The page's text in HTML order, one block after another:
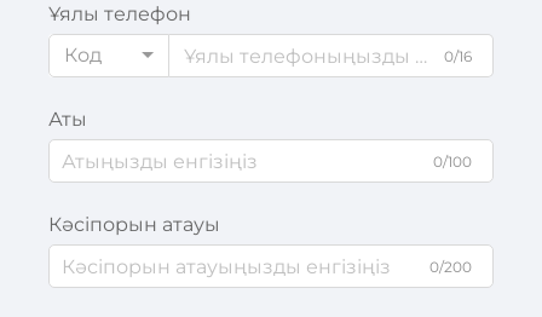
Ұялы телефон
Код
0/16
Аты
0/100
Кәсіпорын атауы
0/200